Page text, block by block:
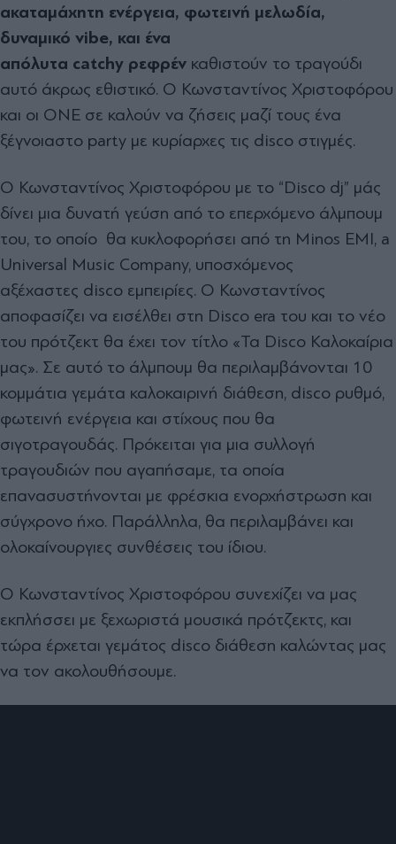
ακαταμάχητη ενέργεια, φωτεινή μελωδία,
δυναμικό vibe, και ένα
απόλυτα catchy ρεφρέν καθιστούν το τραγούδι
αυτό άκρως εθιστικό. Ο Κωνσταντίνος Χριστοφόρου
και οι ONE σε καλούν να ζήσεις μαζί τους ένα
ξέγνοιαστο party με κυρίαρχες τις disco στιγμές.
Ο Κωνσταντίνος Χριστοφόρου με το “Disco dj” μάς
δίνει μια δυνατή γεύση από το επερχόμενο άλμπουμ
του, το οποίο θα κυκλοφορήσει από τη Minos EMI, a
Universal Music Company, υποσχόμενος
αξέχαστες disco εμπειρίες. Ο Κωνσταντίνος
αποφασίζει να εισέλθει στη Disco era του και το νέο
του πρότζεκτ θα έχει τον τίτλο «Τα Disco Καλοκαίρια
μας». Σε αυτό το άλμπουμ θα περιλαμβάνονται 10
κομμάτια γεμάτα καλοκαιρινή διάθεση, disco ρυθμό,
φωτεινή ενέργεια και στίχους που θα
σιγοτραγουδάς. Πρόκειται για μια συλλογή
τραγουδιών που αγαπήσαμε, τα οποία
επανασυστήνονται με φρέσκια ενορχήστρωση και
σύγχρονο ήχο. Παράλληλα, θα περιλαμβάνει και
ολοκαίνουργιες συνθέσεις του ίδιου.
Ο Κωνσταντίνος Χριστοφόρου συνεχίζει να μας
εκπλήσσει με ξεχωριστά μουσικά πρότζεκτς, και
τώρα έρχεται γεμάτος disco διάθεση καλώντας μας
να τον ακολουθήσουμε.